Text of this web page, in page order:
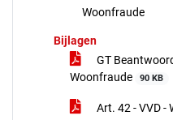
Woonfraude
Bijlagen
GT
Woonfraude
90 KB
Art. 42 - VVD -